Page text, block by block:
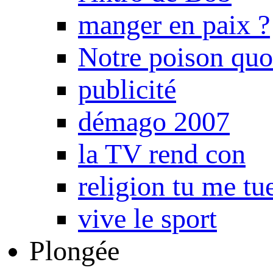
manger en paix ?
Notre poison
publicité
démago 2007
la TV rend con
religion tu me
vive le sport
Plongée